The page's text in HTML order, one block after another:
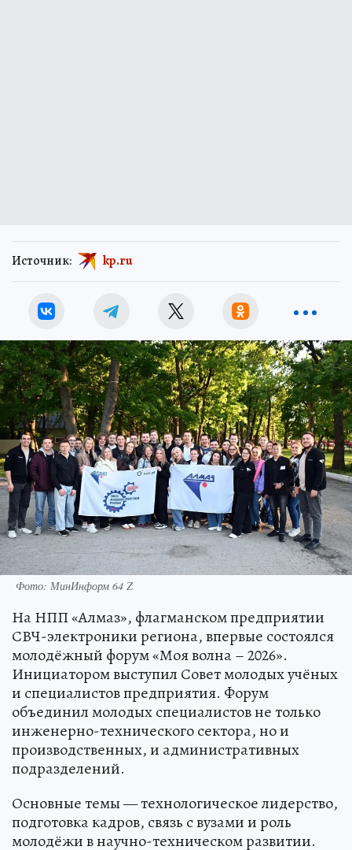
Источник: kp.ru
Фото: МинИнформ 64 Z
На НПП «Алмаз», флагманском предприятии
СВЧ-электроники региона, впервые состоялся
молодёжный форум «Моя волна – 2026».
Инициатором выступил Совет молодых учёных
и специалистов предприятия. Форум
объединил молодых специалистов не только
инженерно-технического сектора, но и
производственных, и административных
подразделений.
Основные темы — технологическое лидерство,
подготовка кадров, связь с вузами и роль
молодёжи в научно-техническом развитии.